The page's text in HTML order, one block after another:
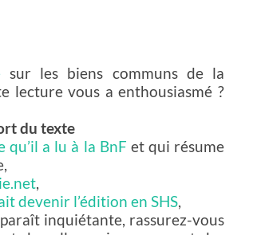
sur les biens communs de la
lecture vous a enthousiasmé ?
du texte
qu’il a lu à la BnF et qui résume
devenir l’édition en SHS
inquiétante, rassurez-vous